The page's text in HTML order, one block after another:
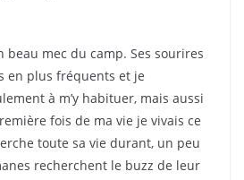
beau mec du camp. Ses sourires
en plus fréquents et je
à m’y habituer, mais aussi
fois de ma vie je vivais ce
toute sa vie durant, un peu
recherchent le buzz de leur